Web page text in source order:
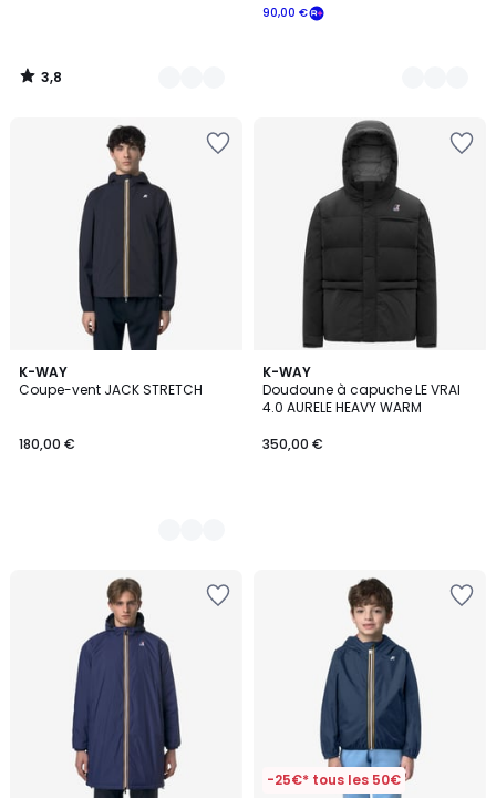
3,8
/
90,00 €
K-WAY
Coupe-vent JACK STRETCH
180,00 €
2
Couleurs
K-WAY
Doudoune à capuche LE VRAI
4.0 AURELE HEAVY WARM
350,00 €
-25€* tous les 50€